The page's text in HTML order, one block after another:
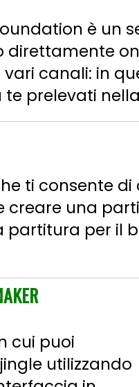
è un
direttamente
canali: in
prelevati nella
ti consente di
creare una
per il
cui puoi
utilizzando